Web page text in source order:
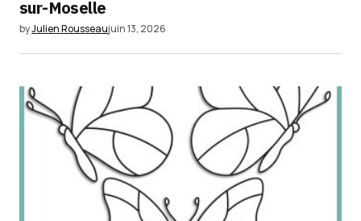
sur-Moselle
byJulien Rousseaujuin 13, 2026